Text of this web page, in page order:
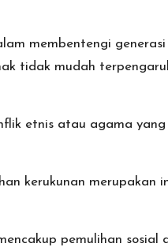
membentengi
tidak mudah
etnis atau agama
kerukunan merupakan
pemulihan sosial